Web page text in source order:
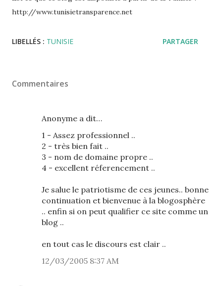
http://www.tunisietransparence.net
LIBELLÉS : TUNISIE PARTAGER
Commentaires
Anonyme a dit…
1 - Assez professionnel ..
2 - très bien fait ..
3 - nom de domaine propre ..
4 - excellent réferencement ..
Je salue le patriotisme de ces jeunes.. bonne
continuation et bienvenue à la blogosphère
.. enfin si on peut qualifier ce site comme un
blog ..
en tout cas le discours est clair ..
12/03/2005 8:37 AM